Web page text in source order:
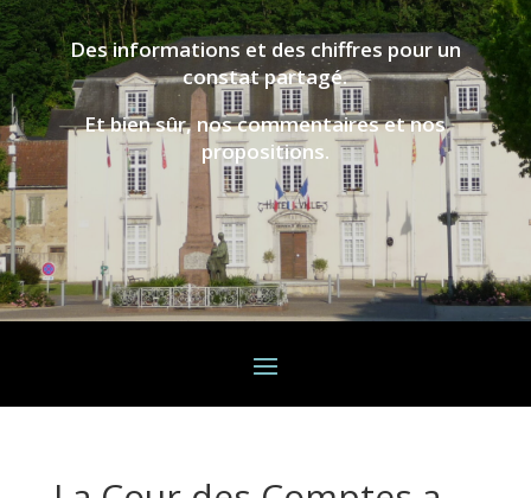
Des informations et des chiffres pour un
constat partagé.
Et bien sûr, nos commentaires et nos
propositions.